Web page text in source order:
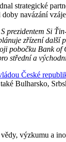
strategické
navázání
Si
zřízení
pobočku Bank of
střední a
České
Bulharsko,
výzkumu a